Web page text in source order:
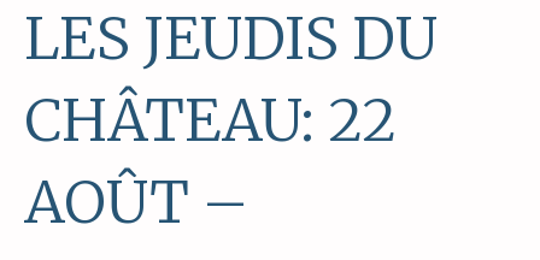
LES JEUDIS DU
CHÂTEAU: 22
AOÛT –